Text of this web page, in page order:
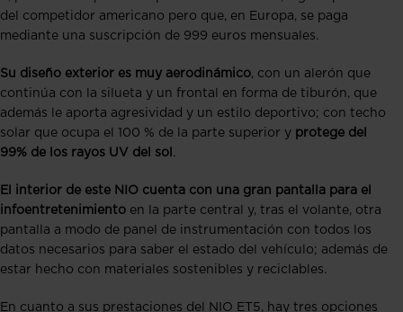
del competidor americano pero que, en Europa, se paga
mediante una suscripción de 999 euros mensuales.
Su diseño exterior es muy aerodinámico, con un alerón que
continúa con la silueta y un frontal en forma de tiburón, que
además le aporta agresividad y un estilo deportivo; con techo
solar que ocupa el 100 % de la parte superior y protege del
99% de los rayos UV del sol .
El interior de este NIO cuenta con una gran pantalla para el
infoentretenimiento en la parte central y, tras el volante, otra
pantalla a modo de panel de instrumentación con todos los
datos necesarios para saber el estado del vehículo; además de
estar hecho con materiales sostenibles y reciclables.
En cuanto a sus prestaciones del NIO ET5, hay tres opciones